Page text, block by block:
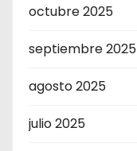
octubre 2025
septiembre 2025
agosto 2025
julio 2025